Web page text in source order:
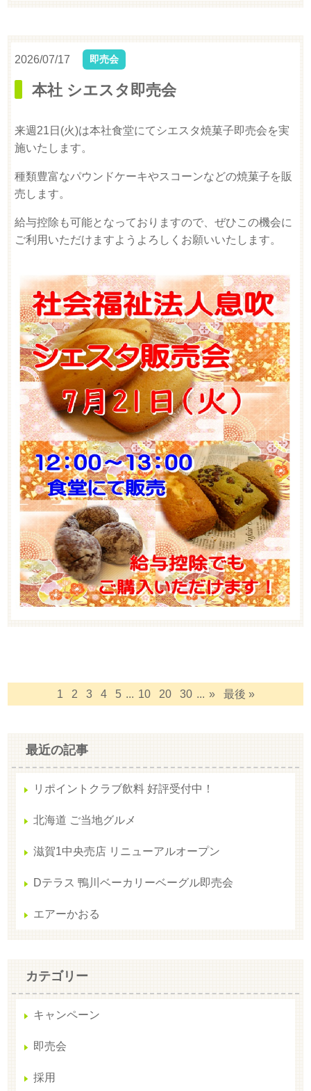
2026/07/17 即売会
本社 シエスタ即売会
来週21日(火)は本社食堂にてシエスタ焼菓子即売会を実
施いたします。
種類豊富なパウンドケーキやスコーンなどの焼菓子を販
売します。
給与控除も可能となっておりますので、ぜひこの機会に
ご利用いただけますようよろしくお願いいたします。
1 2 3 4 5 ... 10 20 30 ... » 最後 »
最近の記事
リポイントクラブ飲料 好評受付中！
北海道 ご当地グルメ
滋賀1中央売店 リニューアルオープン
Dテラス 鴨川ベーカリーベーグル即売会
エアーかおる
カテゴリー
キャンペーン
即売会
採用